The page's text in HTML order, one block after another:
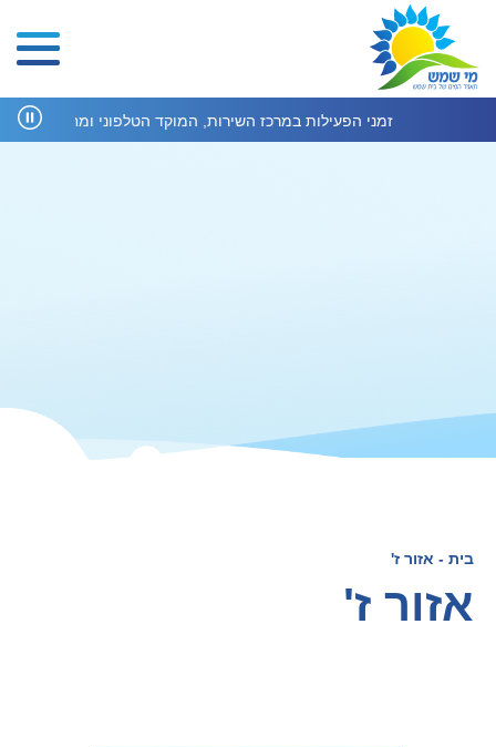
זמני הפעילות במרכז השירות, המוקד הטלפוני ומחלקת הנדסה
בית - אזור ז'
אזור ז'
העוזר הדיגיטלי